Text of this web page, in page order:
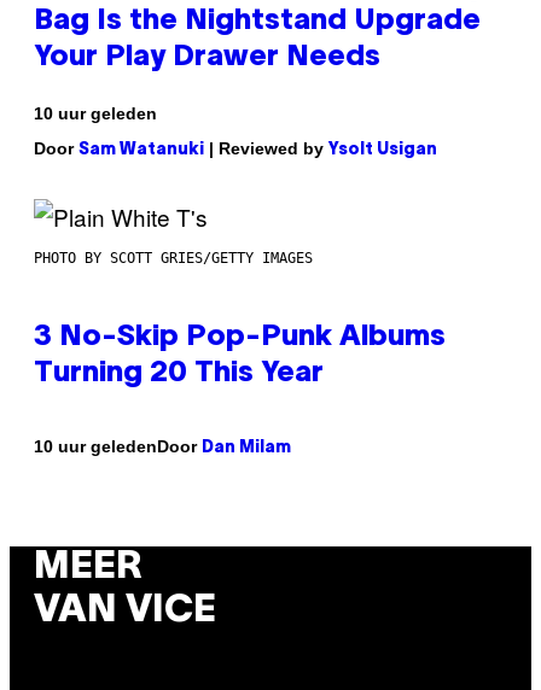
Bag Is the Nightstand Upgrade
Your Play Drawer Needs
10 uur geleden
Door Sam Watanuki | Reviewed by Ysolt Usigan
PHOTO BY SCOTT GRIES/GETTY IMAGES
3 No-Skip Pop-Punk Albums
Turning 20 This Year
10 uur geledenDoor Dan Milam
MEER
VAN VICE